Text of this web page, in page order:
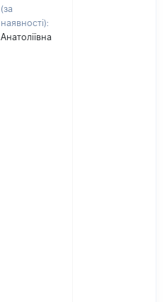
(за
наявності):
Анатоліївна